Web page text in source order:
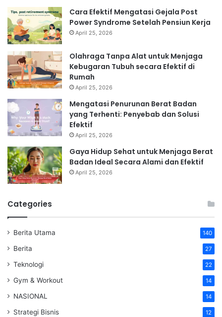
Cara Efektif Mengatasi Gejala Post
Power Syndrome Setelah Pensiun Kerja
April 25, 2026
Olahraga Tanpa Alat untuk Menjaga
Kebugaran Tubuh secara Efektif di
Rumah
April 25, 2026
Mengatasi Penurunan Berat Badan
yang Terhenti: Penyebab dan Solusi
Efektif
April 25, 2026
Gaya Hidup Sehat untuk Menjaga Berat
Badan Ideal Secara Alami dan Efektif
April 25, 2026
Categories
Berita Utama 140
Berita 27
Teknologi 22
Gym & Workout 14
NASIONAL 14
Strategi Bisnis 12